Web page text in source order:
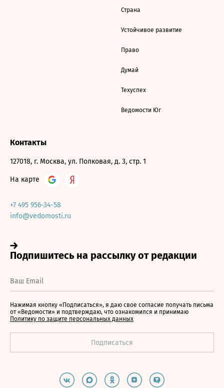
Страна
Устойчивое развитие
Право
Думай
Техуспех
Ведомости Юг
Контакты
127018, г. Москва, ул. Полковая, д. 3, стр. 1
На карте
+7 495 956-34-58
info@vedomosti.ru
Нажимая кнопку «Подписаться», я даю свое согласие получать письма
от «Ведомости» и подтверждаю, что ознакомился и принимаю
Политику по защите персональных данных